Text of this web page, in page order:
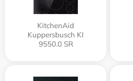
KitchenAid
Kuppersbusch KI
9550.0 SR